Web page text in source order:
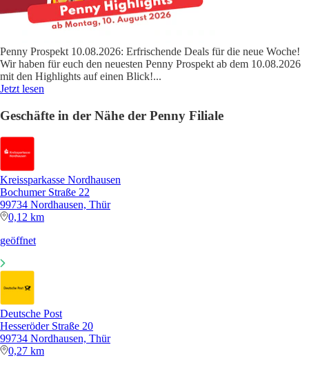
Penny Prospekt 10.08.2026: Erfrischende Deals für die neue Woche!
Wir haben für euch den neuesten Penny Prospekt ab dem 10.08.2026
mit den Highlights auf einen Blick!...
Jetzt lesen
Geschäfte in der Nähe der Penny Filiale
Kreissparkasse Nordhausen
Bochumer Straße 22
99734 Nordhausen, Thür
0,12 km
geöffnet
Deutsche Post
Hesseröder Straße 20
99734 Nordhausen, Thür
0,27 km